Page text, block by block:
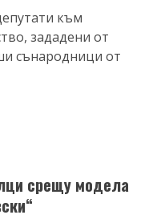
към
зададени от
сънародници от
срещу модела